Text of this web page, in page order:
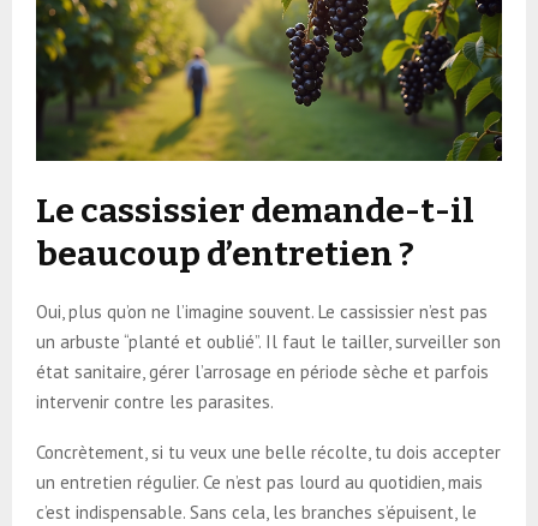
Le cassissier demande-t-il
beaucoup d’entretien ?
Oui, plus qu’on ne l’imagine souvent. Le cassissier n’est pas
un arbuste “planté et oublié”. Il faut le tailler, surveiller son
état sanitaire, gérer l’arrosage en période sèche et parfois
intervenir contre les parasites.
Concrètement, si tu veux une belle récolte, tu dois accepter
un entretien régulier. Ce n’est pas lourd au quotidien, mais
c’est indispensable. Sans cela, les branches s’épuisent, le